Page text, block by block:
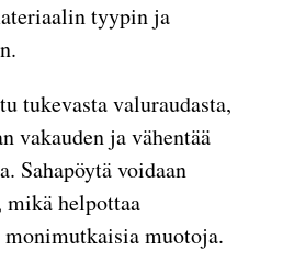
tyypin ja
tukevasta valuraudasta,
vakauden ja vähentää
Sahapöytä voidaan
mikä helpottaa
muotoja.